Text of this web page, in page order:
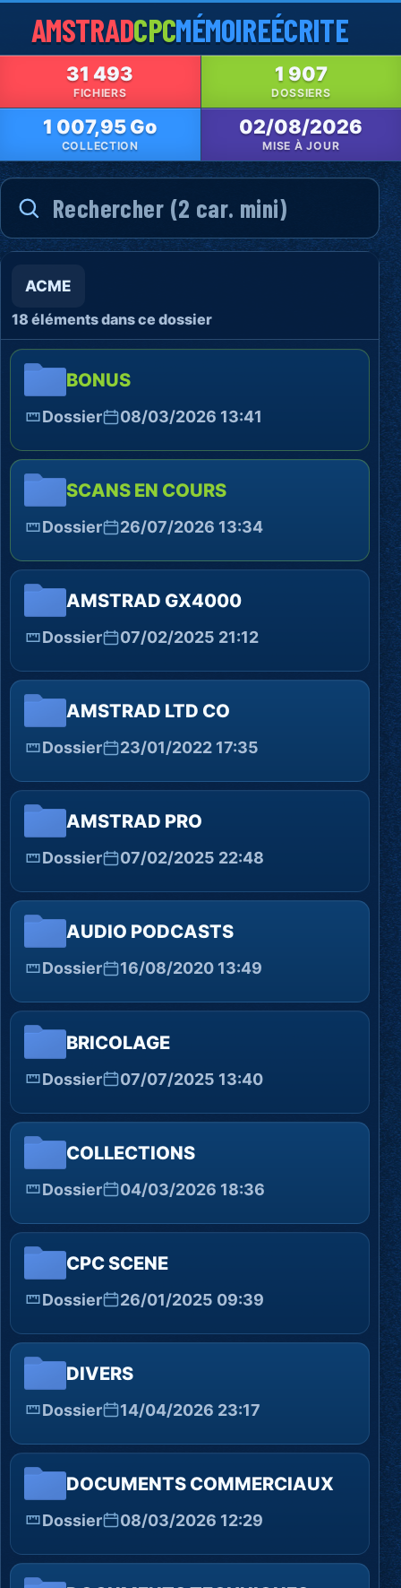
AMSTRADCPCMÉMOIREÉCRITE
31 493
FICHIERS
1 907
DOSSIERS
1 007,95 Go
COLLECTION
02/08/2026
MISE À JOUR
ACME
18 éléments dans ce dossier
BONUS
Dossier 08/03/2026 13:41
SCANS EN COURS
Dossier 26/07/2026 13:34
AMSTRAD GX4000
Dossier 07/02/2025 21:12
AMSTRAD LTD CO
Dossier 23/01/2022 17:35
AMSTRAD PRO
Dossier 07/02/2025 22:48
AUDIO PODCASTS
Dossier 16/08/2020 13:49
BRICOLAGE
Dossier 07/07/2025 13:40
COLLECTIONS
Dossier 04/03/2026 18:36
CPC SCENE
Dossier 26/01/2025 09:39
DIVERS
Dossier 14/04/2026 23:17
DOCUMENTS COMMERCIAUX
Dossier 08/03/2026 12:29